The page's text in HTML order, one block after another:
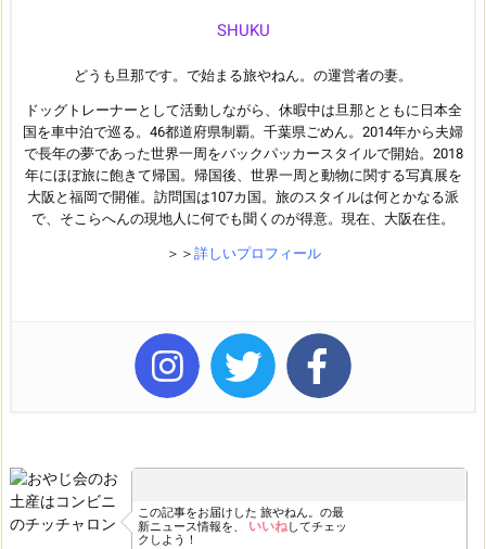
SHUKU
どうも旦那です。で始まる旅やねん。の運営者の妻。
ドッグトレーナーとして活動しながら、休暇中は旦那とともに日本全
国を車中泊で巡る。46都道府県制覇。千葉県ごめん。2014年から夫婦
で長年の夢であった世界一周をバックパッカースタイルで開始。2018
年にほぼ旅に飽きて帰国。帰国後、世界一周と動物に関する写真展を
大阪と福岡で開催。訪問国は107カ国。旅のスタイルは何とかなる派
で、そこらへんの現地人に何でも聞くのが得意。現在、大阪在住。
＞＞ 詳しいプロフィール
この記事をお届けした 旅やねん。の最
新ニュース情報を、
いいねしてチェッ
クしよう！